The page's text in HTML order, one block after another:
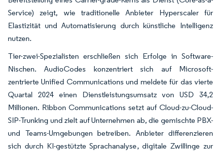
Service) zeigt, wie traditionelle Anbieter Hyperscaler für
Elastizität und Automatisierung durch künstliche Intelligenz
nutzen.
Tier-zwei-Spezialisten erschließen sich Erfolge in Software-
Nischen. AudioCodes konzentriert sich auf Microsoft-
zentrierte Unified Communications und meldete für das vierte
Quartal 2024 einen Dienstleistungsumsatz von USD 34,2
Millionen. Ribbon Communications setzt auf Cloud-zu-Cloud-
SIP-Trunking und zielt auf Unternehmen ab, die gemischte PBX-
und Teams-Umgebungen betreiben. Anbieter differenzieren
sich durch KI-gestützte Sprachanalyse, digitale Zwillinge zur